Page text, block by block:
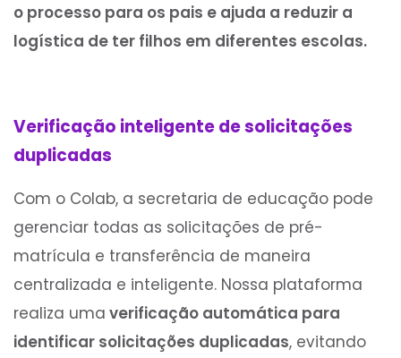
o processo para os pais e ajuda a reduzir a
logística de ter filhos em diferentes escolas.
Verificação inteligente de solicitações
duplicadas
Com o Colab, a secretaria de educação pode
gerenciar todas as solicitações de pré-
matrícula e transferência de maneira
centralizada e inteligente. Nossa plataforma
realiza uma verificação automática para
identificar solicitações duplicadas, evitando